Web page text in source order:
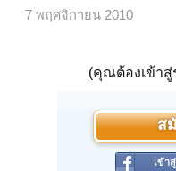
7 พฤศจิกายน 2010
(คุณต้องเข้าสู่
ส
เข้า